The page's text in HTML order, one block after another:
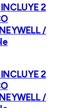
2
/
2
/